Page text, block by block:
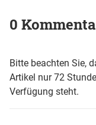
0
Bitte beachten Sie,
Artikel nur 72
Verfügung steht.